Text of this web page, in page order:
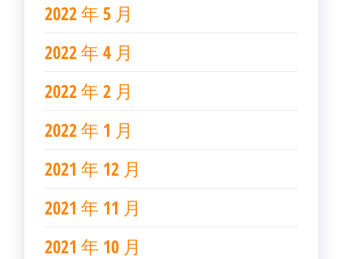
2022 年 5 月
2022 年 4 月
2022 年 2 月
2022 年 1 月
2021 年 12 月
2021 年 11 月
2021 年 10 月